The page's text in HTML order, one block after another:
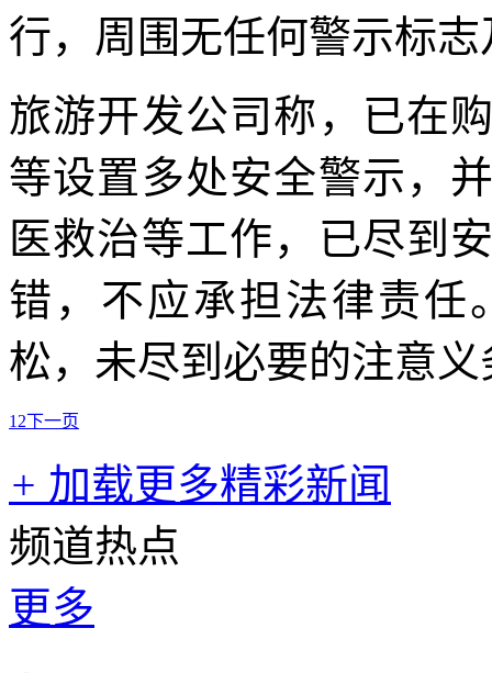
行，周围无任何警示标
旅游开发公司称，已在
等设置多处安全警示，
医救治等工作，已尽到
错，不应承担法律责任
松，未尽到必要的注意
1 2下一页
+ 加载更多精彩新闻
频道热点
更多